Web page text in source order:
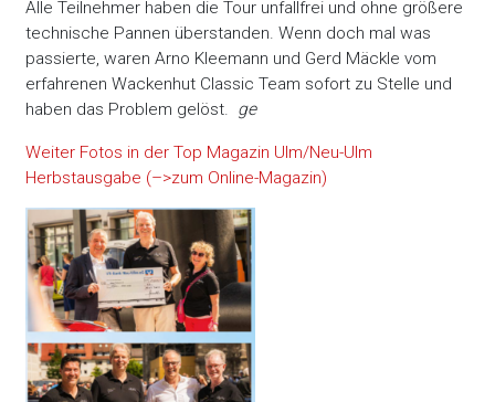
Alle Teilnehmer haben die Tour unfallfrei und ohne größere
technische Pannen überstanden. Wenn doch mal was
passierte, waren Arno Kleemann und Gerd Mäckle vom
erfahrenen Wackenhut Classic Team sofort zu Stelle und
haben das Problem gelöst. ge
Weiter Fotos in der Top Magazin Ulm/Neu-Ulm
Herbstausgabe (–>zum Online-Magazin)